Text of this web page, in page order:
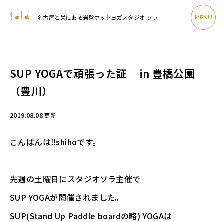
名古屋と栄にある岩盤ホットヨガスタジオ ソラ MENU
SUP YOGAで頑張った証 in 豊橋公園
（豊川）
2019.08.08更新
こんばんは‼shihoです。
先週の土曜日にスタジオソラ主催で
SUP YOGAが開催されました。
SUP(Stand Up Paddle boardの略) YOGAは